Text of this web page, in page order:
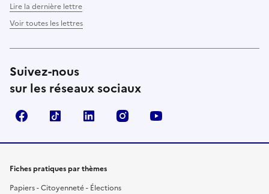
Lire la dernière lettre
Voir toutes les lettres
Suivez-nous
sur les réseaux sociaux
FacebookTikTok LinkedIn Instagram
Fiches pratiques par thèmes
Papiers - Citoyenneté - Élections